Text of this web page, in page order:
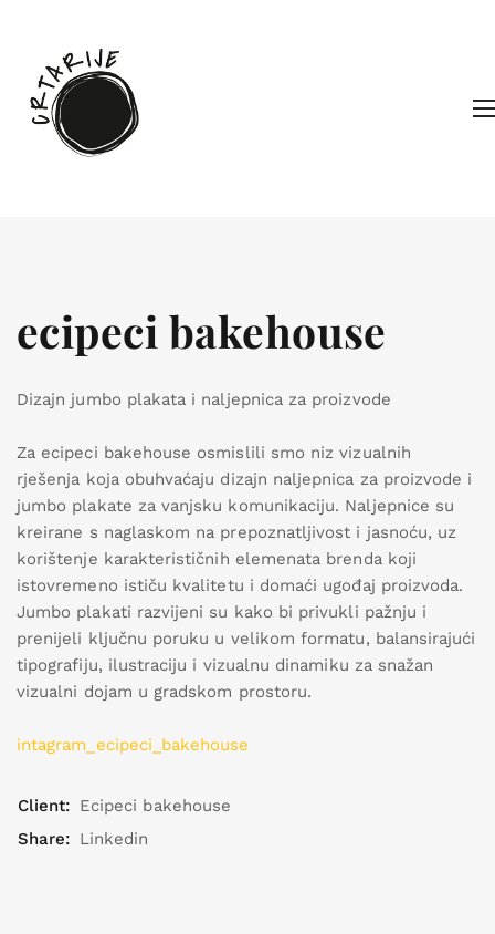
ecipeci bakehouse
Dizajn jumbo plakata i naljepnica za proizvode
Za ecipeci bakehouse osmislili smo niz vizualnih
rješenja koja obuhvaćaju dizajn naljepnica za proizvode i
jumbo plakate za vanjsku komunikaciju. Naljepnice su
kreirane s naglaskom na prepoznatljivost i jasnoću, uz
korištenje karakterističnih elemenata brenda koji
istovremeno ističu kvalitetu i domaći ugođaj proizvoda.
Jumbo plakati razvijeni su kako bi privukli pažnju i
prenijeli ključnu poruku u velikom formatu, balansirajući
tipografiju, ilustraciju i vizualnu dinamiku za snažan
vizualni dojam u gradskom prostoru.
intagram_ecipeci_bakehouse
Client: Ecipeci bakehouse
Share: Linkedin